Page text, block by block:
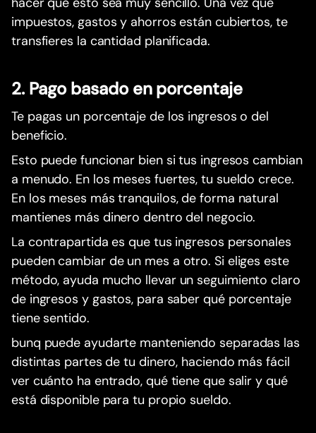
impuestos, gastos y ahorros están cubiertos, te
transfieres la cantidad planificada.
2. Pago basado en porcentaje
Te pagas un porcentaje de los ingresos o del
beneficio.
Esto puede funcionar bien si tus ingresos cambian
a menudo. En los meses fuertes, tu sueldo crece.
En los meses más tranquilos, de forma natural
mantienes más dinero dentro del negocio.
La contrapartida es que tus ingresos personales
pueden cambiar de un mes a otro. Si eliges este
método, ayuda mucho llevar un seguimiento claro
de ingresos y gastos, para saber qué porcentaje
tiene sentido.
bunq puede ayudarte manteniendo separadas las
distintas partes de tu dinero, haciendo más fácil
ver cuánto ha entrado, qué tiene que salir y qué
está disponible para tu propio sueldo.